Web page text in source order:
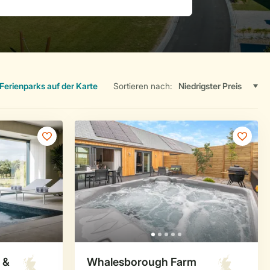
auf der Karte Sortieren nach: